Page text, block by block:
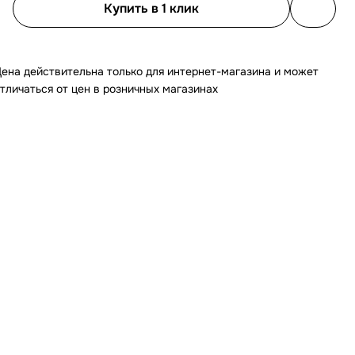
Купить в 1 клик
действительна только для интернет-магазина и может
от цен в розничных магазинах